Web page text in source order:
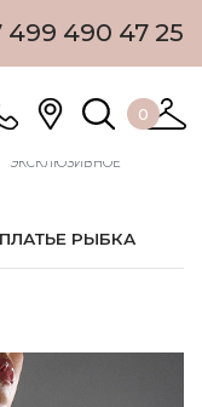
499 490 47 25
0
ЭКСКЛЮЗИВНОЕ
РЫБКА